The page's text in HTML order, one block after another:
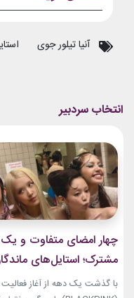
آنیا تیلور جوی
چهار امضای متفاوت و
مشترک؛ استایل‌های
بلک‌پینک که تاریخ مد
با گذشت یک دهه از آغاز